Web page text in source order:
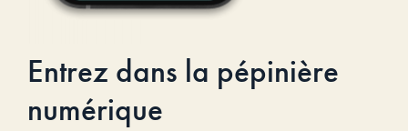
Entrez dans la pépinière
numérique